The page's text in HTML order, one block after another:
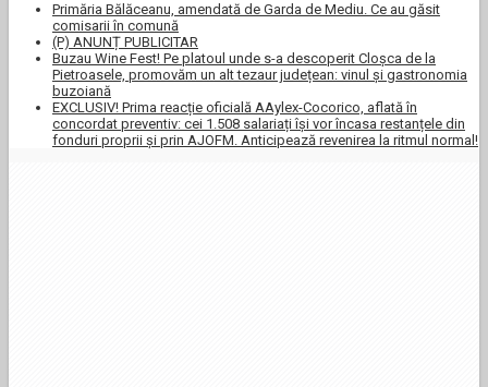
Primăria Bălăceanu, amendată de Garda de Mediu. Ce au găsit
comisarii în comună
(P) ANUNȚ PUBLICITAR
Buzau Wine Fest! Pe platoul unde s-a descoperit Cloșca de la
Pietroasele, promovăm un alt tezaur județean: vinul și gastronomia
buzoiană
EXCLUSIV! Prima reacție oficială AAylex-Cocorico, aflată în
concordat preventiv: cei 1.508 salariați își vor încasa restanțele din
fonduri proprii și prin AJOFM. Anticipează revenirea la ritmul normal!